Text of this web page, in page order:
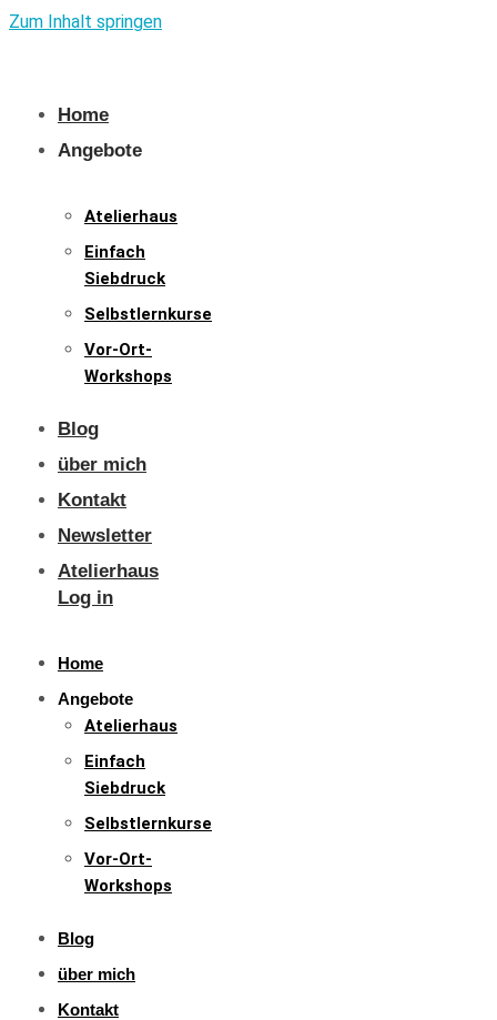
Zum Inhalt springen
Home
Angebote
Atelierhaus
Einfach
Siebdruck
Selbstlernkurse
Vor-Ort-
Workshops
Blog
über mich
Kontakt
Newsletter
Atelierhaus
Log in
Home
Angebote
Atelierhaus
Einfach
Siebdruck
Selbstlernkurse
Vor-Ort-
Workshops
Blog
über mich
Kontakt